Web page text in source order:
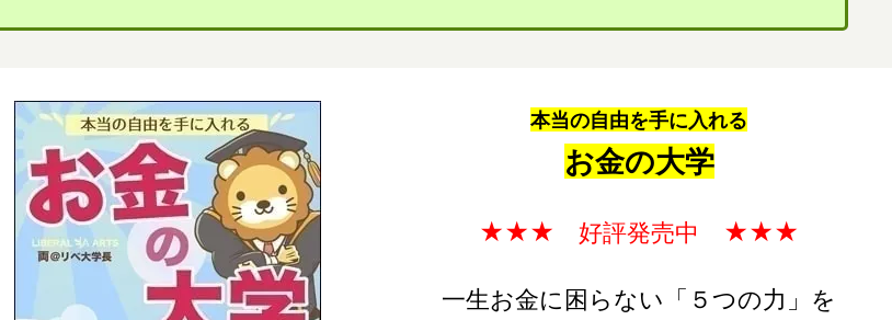
本当の自由を手に入れる
お金の大学
★★★ 好評発売中 ★★★
一生お金に困らない「５つの力」を